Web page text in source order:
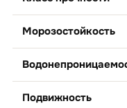
Морозостойкость
Подвижность